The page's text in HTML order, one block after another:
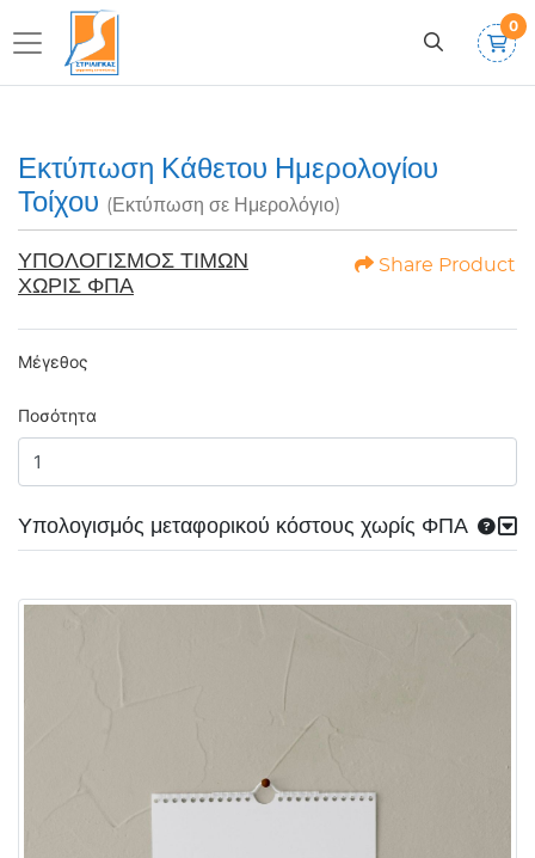
0
Εκτύπωση Κάθετου Ημερολογίου
Τοίχου (Εκτύπωση σε Ημερολόγιο)
ΥΠΟΛΟΓΙΣΜΟΣ ΤΙΜΩΝ
ΧΩΡΙΣ ΦΠΑ
Share Product
Μέγεθος
Ποσότητα
Υπολογισμός μεταφορικού κόστους χωρίς ΦΠΑ